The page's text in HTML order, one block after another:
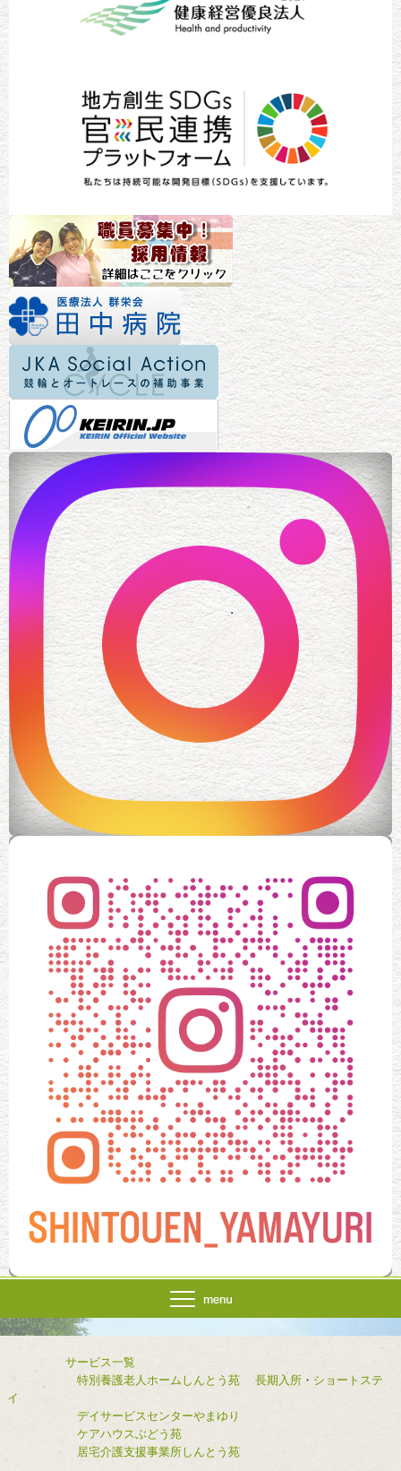
サービス一覧
特別養護老人ホームしんとう苑
長期入所・ ショートステ
イ
デイサービスセンターやまゆり
ケアハウスぶどう苑
居宅介護支援事業所しんとう苑